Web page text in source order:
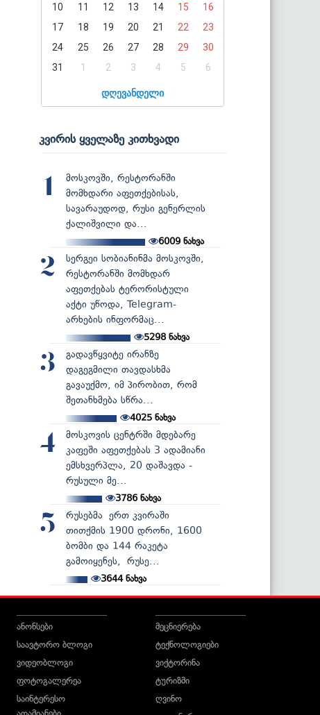
10
11 12 13 14 15
16
17
18 19 20 21 22
23
24
25 26 27 28 29
30
31
1 2 3 4 5 6
დღევანდელი
კვირის ყველაზე კითხვადი
1
მოსკოვში, რესტორანში
მომხდარი აფეთქებისას,
სავარაუდოდ, რუსი გენერლის
ქალიშვილი და...
6009 ნახვა
2
სერგეი სობიანინმა მოსკოვში,
რესტორანში მომხდარ
აფეთქებას ტერორისტული
აქტი უწოდა, Telegram-
არხების ინფორმაც...
5298 ნახვა
3
გადავწყვიტე ირანზე
დაგეგმილი თავდასხმა
გავაუქმო, იმ პირობით, რომ
შეთანხმება სწრა...
4025ნახვა
4
მოსკოვის ცენტრში მდებარე
კაფეში აფეთქებას 3 ადამიანი
ემსხვერპლა, 20 დაშავდა -
რუსული მე...
3786ნახვა
5
რუსებმა ერთ კვირაში
თითქმის 1900 დრონი, 1600
ბომბი და 144 რაკეტა
გამოიყენეს, რუსე...
3644ნახვა
ანონსები
საავტორო ბლოგი
ვიდეობლოგი
ფოტოგალერეა
საინტერესო
მეცნიერება
ტექნოლოგიები
ვიქტორინა
ტურიზმი
ღვინო